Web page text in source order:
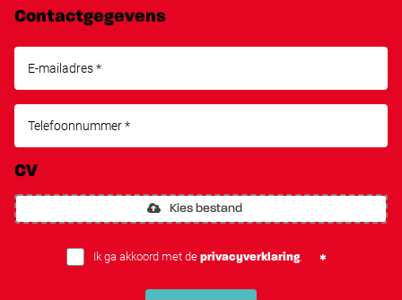
Contactgegevens
CV
Kies bestand
Ik ga akkoord met de privacyverklaring.